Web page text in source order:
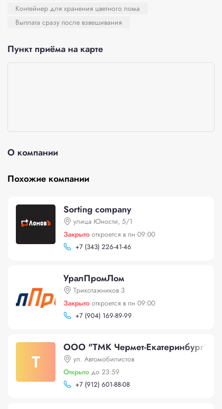
Контейнер для хранения цветного лома
Выплата сразу после взвешивания
Пункт приёма на карте
О компании
Похожие компании
Sorting company
улица Юности, 5/1
Закрыто откроется в пн 09:00
+7 (343) 226-41-46
УралПромЛом
Трикотажников 3
Закрыто откроется в пн 09:00
+7 (904) 169-89-99
Т
ООО "ТМК Чермет-Екатеринбург"
ул. Автомобилистов
Открыто до 23:59
+7 (912) 601-88-08